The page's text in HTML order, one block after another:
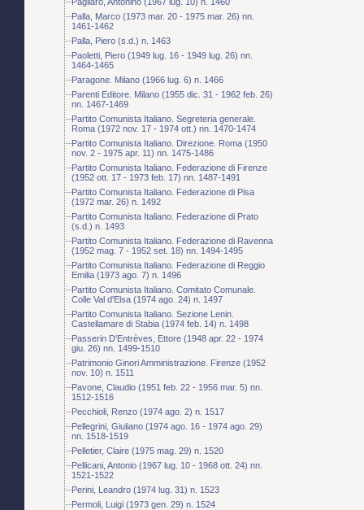
Palla, Marco (1973 mar. 20 - 1975 mar. 26) nn.
1461-1462
Palla, Piero (s.d.) n. 1463
Paoletti, Piero (1949 lug. 16 - 1949 lug. 26) nn.
1464-1465
Paragone. Milano (1966 lug. 6) n. 1466
Parenti Editore. Milano (1955 dic. 31 - 1962 feb. 26)
nn. 1467-1469
Partito Comunista Italiano. Segreteria generale.
Roma (1972 nov. 17 - 1974 ott.) nn. 1470-1474
Partito Comunista Italiano. Direzione. Roma (1950
nov. 2 - 1975 apr. 11) nn. 1475-1486
Partito Comunista Italiano. Federazione di Firenze
(1952 ott. 17 - 1973 feb. 17) nn. 1487-1491
Partito Comunista Italiano. Federazione di Pisa
(1972 mar. 26) n. 1492
Partito Comunista Italiano. Federazione di Prato
(s.d.) n. 1493
Partito Comunista Italiano. Federazione di Ravenna
(1952 mag. 7 - 1952 set. 18) nn. 1494-1495
Partito Comunista Italiano. Federazione di Reggio
Emilia (1973 ago. 7) n. 1496
Partito Comunista Italiano. Comitato Comunale.
Colle Val d'Elsa (1974 ago. 24) n. 1497
Partito Comunista Italiano. Sezione Lenin.
Castellamare di Stabia (1974 feb. 14) n. 1498
Passerin D'Entrèves, Ettore (1948 apr. 22 - 1974
giu. 26) nn. 1499-1510
Patrimonio Ginori Amministrazione. Firenze (1952
nov. 10) n. 1511
Pavone, Claudio (1951 feb. 22 - 1956 mar. 5) nn.
1512-1516
Pecchioli, Renzo (1974 ago. 2) n. 1517
Pellegrini, Giuliano (1974 ago. 16 - 1974 ago. 29)
nn. 1518-1519
Pelletier, Claire (1975 mag. 29) n. 1520
Pellicani, Antonio (1967 lug. 10 - 1968 ott. 24) nn.
1521-1522
Perini, Leandro (1974 lug. 31) n. 1523
Permoli, Luigi (1973 gen. 29) n. 1524